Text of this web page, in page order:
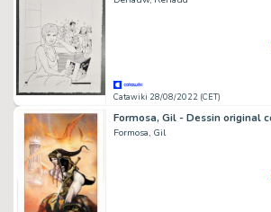
Catawiki 28/08/2022 (CET)
Formosa, Gil